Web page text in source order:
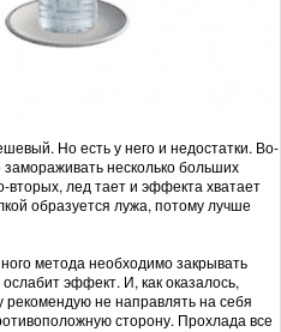
Но есть у него и недостатки. Во-
несколько больших
лед тает и эффекта хватает
образуется лужа, потому лучше
метода необходимо закрывать
эффект. И, как оказалось,
рекомендую не направлять на себя
сторону. Прохлада все